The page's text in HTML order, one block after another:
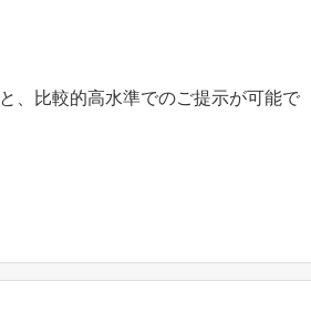
、比較的高水準でのご提示が可能で